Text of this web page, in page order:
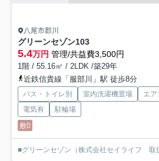
八尾市郡川
グリーンセゾン103
5.4万円 管理/共益費3,500円
1階 / 55.16㎡ / 2LDK /築29年
近鉄信貴線「服部川」駅 徒歩8分
バス・トイレ別 室内洗濯機置場 エア
電気有
駐輪場
敷0
■グリーンセゾン（株式会社セイライフ 取